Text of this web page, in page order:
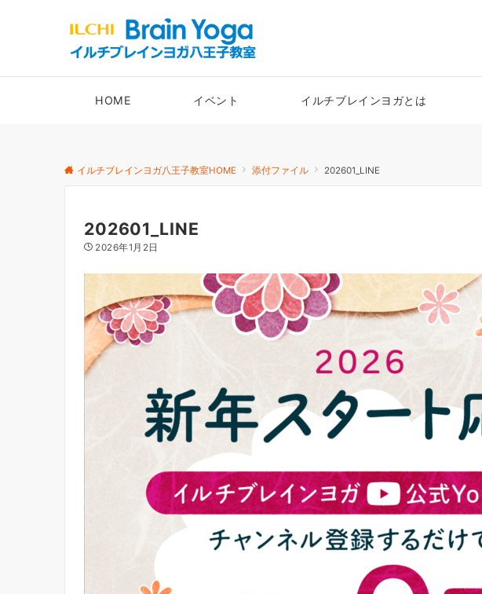
HOME イベント イルチブレインヨガとは
イルチブレインヨガ八王子教室HOME 添付ファイル 202601_LINE
202601_LINE
2026年1月2日